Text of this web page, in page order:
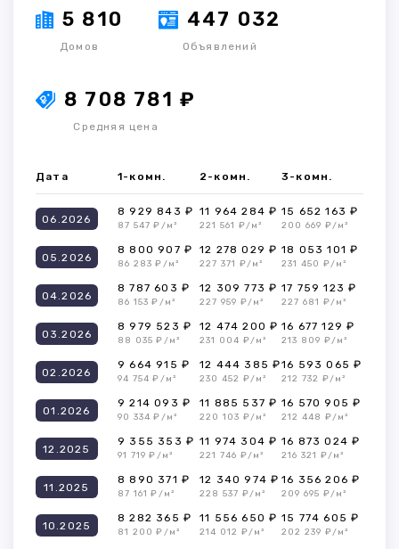
5 810
Домов
447 032
Объявлений
8 708 781 ₽
Средняя цена
Дата 1-комн. 2-комн. 3-комн.
06.2026
8 929 843 ₽
87 547 ₽/м²
11 964 284 ₽
221 561 ₽/м²
15 652 163 ₽
200 669 ₽/м²
05.2026
8 800 907 ₽
86 283 ₽/м²
12 278 029 ₽
227 371 ₽/м²
18 053 101 ₽
231 450 ₽/м²
04.2026
8 787 603 ₽
86 153 ₽/м²
12 309 773 ₽
227 959 ₽/м²
17 759 123 ₽
227 681 ₽/м²
03.2026
8 979 523 ₽
88 035 ₽/м²
12 474 200 ₽
231 004 ₽/м²
16 677 129 ₽
213 809 ₽/м²
02.2026
9 664 915 ₽
94 754 ₽/м²
12 444 385 ₽
230 452 ₽/м²
16 593 065 ₽
212 732 ₽/м²
01.2026
9 214 093 ₽
90 334 ₽/м²
11 885 537 ₽
220 103 ₽/м²
16 570 905 ₽
212 448 ₽/м²
12.2025
9 355 353 ₽
91 719 ₽/м²
11 974 304 ₽
221 746 ₽/м²
16 873 024 ₽
216 321 ₽/м²
11.2025
8 890 371 ₽
87 161 ₽/м²
12 340 974 ₽
228 537 ₽/м²
16 356 206 ₽
209 695 ₽/м²
10.2025
8 282 365 ₽
81 200 ₽/м²
11 556 650 ₽
214 012 ₽/м²
15 774 605 ₽
202 239 ₽/м²